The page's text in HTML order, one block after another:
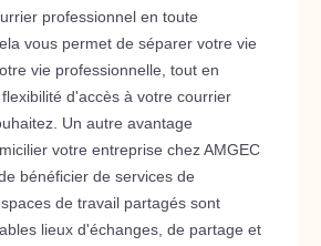
professionnel en toute
vous permet de séparer votre vie
vie professionnelle, tout en
d'accès à votre courrier
Un autre avantage
votre entreprise chez AMGEC
bénéficier de services de
de travail partagés sont
lieux d'échanges, de partage et